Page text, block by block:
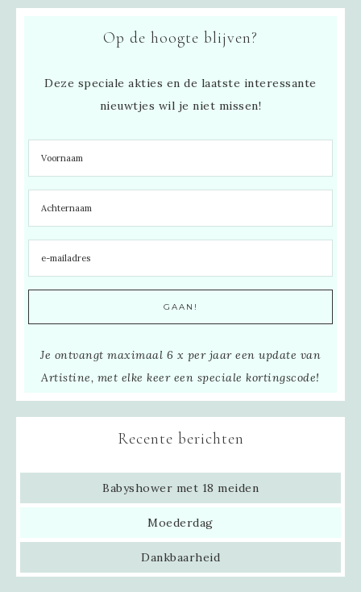
Op de hoogte blijven?
Deze speciale akties en de laatste interessante
nieuwtjes wil je niet missen!
Je ontvangt maximaal 6 x per jaar een update van
Artistine, met elke keer een speciale kortingscode!
Recente berichten
Babyshower met 18 meiden
Moederdag
Dankbaarheid